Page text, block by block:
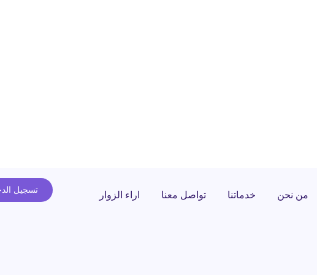
تسجيل من نحن خدماتنا تواصل معنا اراء الزوار